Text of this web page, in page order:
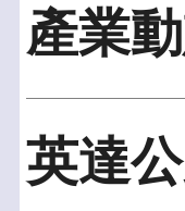
產業
英達